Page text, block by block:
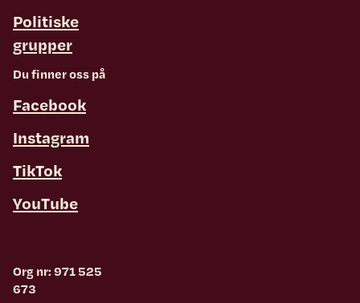
Politiske
grupper
Du finner oss på
Facebook
Instagram
TikTok
YouTube
Org nr: 971 525
673